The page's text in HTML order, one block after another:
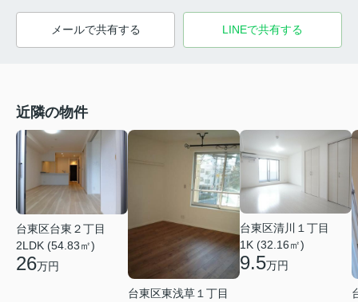
メールで共有する LINEで共有する
近隣の物件
台東区台東２丁目
2LDK (54.83㎡)
26万円
台東区東浅草１丁目
台東区清川１丁目
1K (32.16㎡)
9.5万円